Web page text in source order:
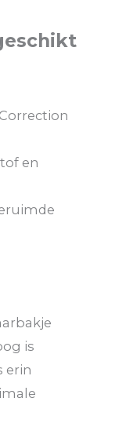
en
is
erin